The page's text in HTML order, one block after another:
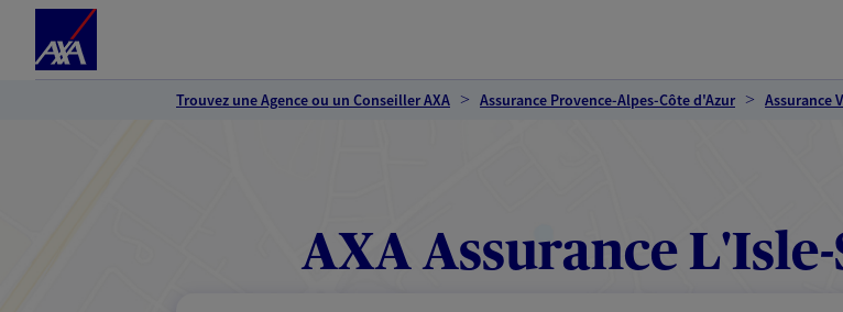
Trouvez une Agence ou un Conseiller AXA Assurance Provence-Alpes-Côte d'Azur Assurance
AXA Assurance